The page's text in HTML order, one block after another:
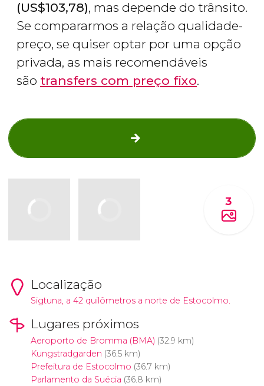
(US$103,78), mas depende do trânsito.
Se compararmos a relação qualidade-
preço, se quiser optar por uma opção
privada, as mais recomendáveis ​​
são transfers com preço fixo.
3
Localização
Sigtuna, a 42 quilômetros a norte de Estocolmo.
Lugares próximos
Aeroporto de Bromma (BMA) (32.9 km)
Kungstradgarden (36.5 km)
Prefeitura de Estocolmo (36.7 km)
Parlamento da Suécia (36.8 km)